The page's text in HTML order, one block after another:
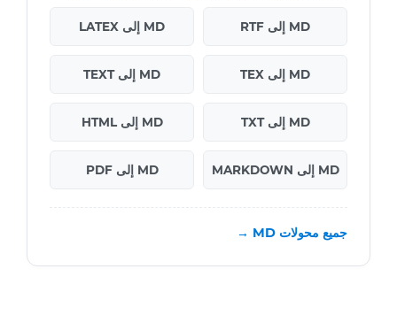
MD إلى RTF MD إلى LATEX
MD إلى TEX MD إلى TEXT
MD إلى TXT MD إلى HTML
MD إلى MARKDOWN MD إلى PDF
جميع محولات MD →